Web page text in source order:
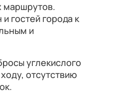
маршрутов.
гостей города к
и
углекислого
отсутствию